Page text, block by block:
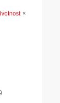
×